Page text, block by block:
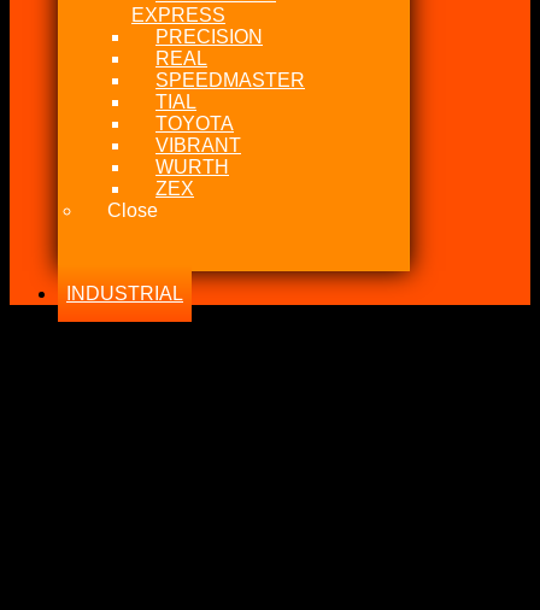
EXPRESS
PRECISION
REAL
SPEEDMASTER
TIAL
TOYOTA
VIBRANT
WURTH
ZEX
Close
INDUSTRIAL